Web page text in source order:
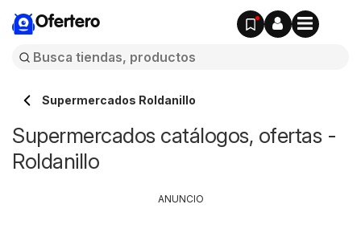
Ofertero
Supermercados Roldanillo
Supermercados catálogos, ofertas -
Roldanillo
ANUNCIO